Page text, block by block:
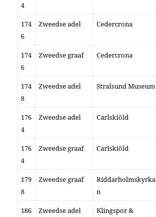
4
174
6
Zweedse adel Cedercrona
174
6
Zweedse graaf Cedercrona
174
8
Zweedse adel Stralsund Museum
176
4
Zweedse adel Carlskiöld
176
4
Zweedse graaf Carlskiöld
179
8
Zweedse graaf
Riddarholmskyrka
n
186
Zweedse adel
Klingspor &